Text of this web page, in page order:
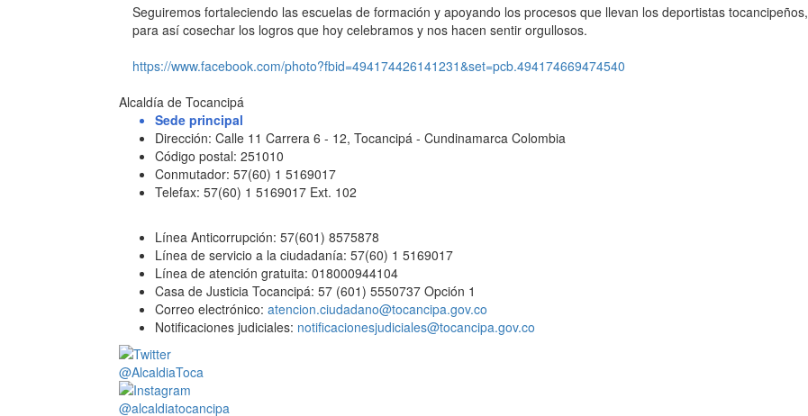
Seguiremos fortaleciendo las escuelas de formación y apoyando los procesos que llevan los deportistas tocancipeños,
para así cosechar los logros que hoy celebramos y nos hacen sentir orgullosos.
https://www.facebook.com/photo?fbid=494174426141231&set=pcb.494174669474540
Alcaldía de Tocancipá
Sede principal
Dirección: Calle 11 Carrera 6 - 12, Tocancipá - Cundinamarca Colombia
Código postal: 251010
Conmutador: 57(60) 1 5169017
Telefax: 57(60) 1 5169017 Ext. 102
Línea Anticorrupción: 57(601) 8575878
Línea de servicio a la ciudadanía: 57(60) 1 5169017
Línea de atención gratuita: 018000944104
Casa de Justicia Tocancipá: 57 (601) 5550737 Opción 1
Correo electrónico: atencion.ciudadano@tocancipa.gov.co
Notificaciones judiciales: notificacionesjudiciales@tocancipa.gov.co
@AlcaldiaToca
@alcaldiatocancipa